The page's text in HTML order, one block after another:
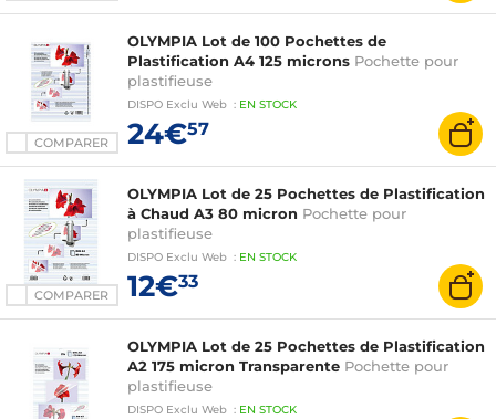
COMPARER
OLYMPIA Lot de 100 Pochettes de
Plastification A4 125 microns Pochette pour
plastifieuse
DISPO Exclu Web : EN STOCK
24€57
COMPARER
OLYMPIA Lot de 25 Pochettes de Plastification
à Chaud A3 80 micron Pochette pour
plastifieuse
DISPO Exclu Web : EN STOCK
12€33
OLYMPIA Lot de 25 Pochettes de Plastification
A2 175 micron Transparente Pochette pour
plastifieuse
DISPO Exclu Web : EN STOCK